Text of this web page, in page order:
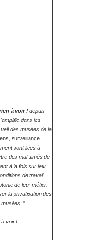
à voir ! depuis
dans les
des musées de la
surveillance
sont liées à
des mal aimés de
à la fois sur leur
de travail
de leur métier.
la privatisation des
"
à voir !